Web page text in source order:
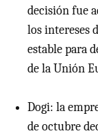
decisión fue
los intereses
estable para
de la Unión
Dogi: la
de octubre